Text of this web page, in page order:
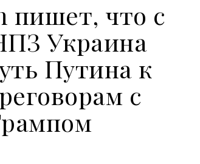
пишет, что с
Украина
Путина к
с